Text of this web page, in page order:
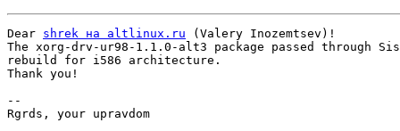
Dear shrek на altlinux.ru (Valery Inozemtsev)!
The xorg-drv-ur98-1.1.0-alt3 package passed through
rebuild for i586 architecture.
Thank you!
--
Rgrds, your upravdom